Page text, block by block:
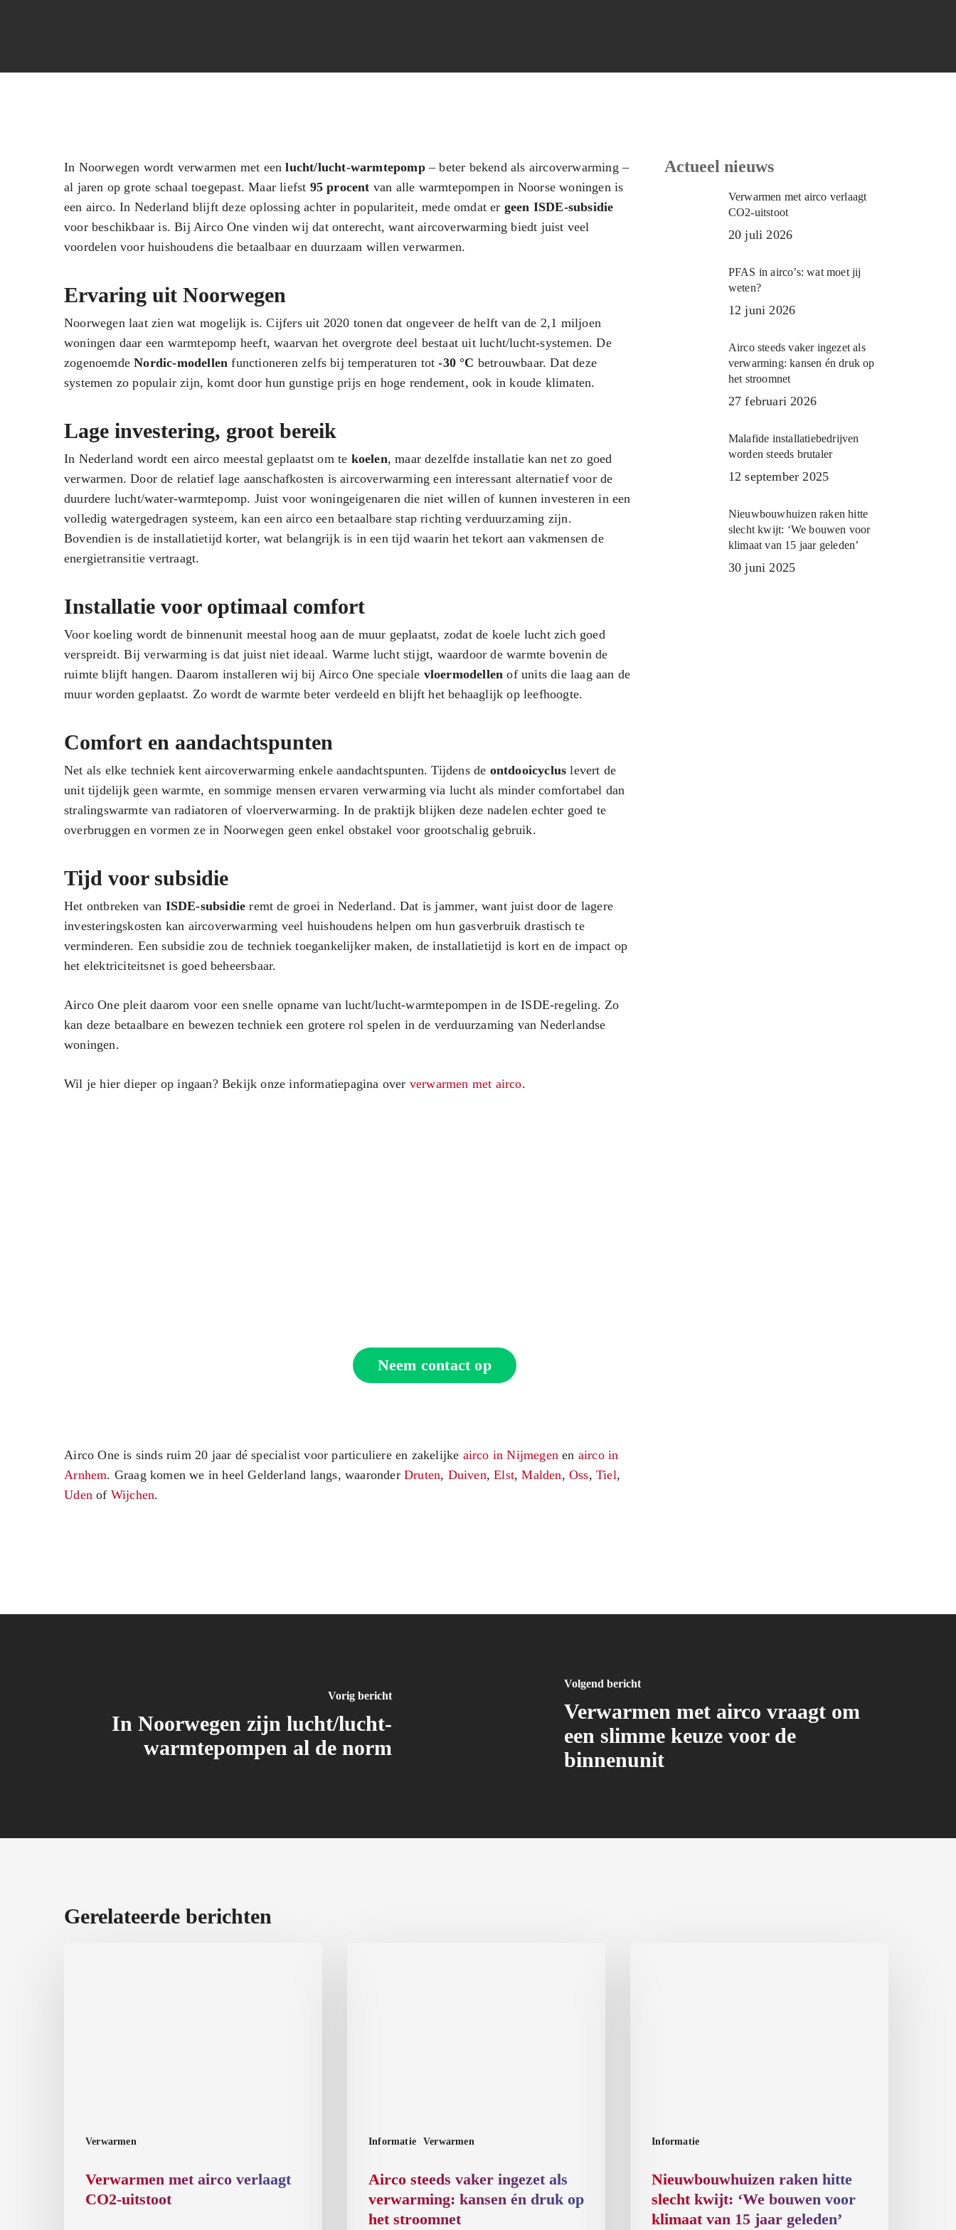
In Noorwegen wordt verwarmen met eenlucht/lucht-warmtepomp– beter bekend als aircoverwarming –
al jaren op grote schaal toegepast. Maar liefst 95 procent van alle warmtepompen in Noorse woningen is
een airco. In Nederland blijft deze oplossing achter in populariteit, mede omdat er geen ISDE-subsidie
voor beschikbaar is. Bij Airco One vinden wij dat onterecht, want aircoverwarming biedt juist veel
voordelen voor huishoudens die betaalbaar en duurzaam willen verwarmen.
Ervaring uit Noorwegen
Noorwegen laat zien wat mogelijk is. Cijfers uit 2020 tonen dat ongeveer de helft van de 2,1 miljoen
woningen daar een warmtepomp heeft, waarvan het overgrote deel bestaat uit lucht/lucht-systemen. De
zogenoemdeNordic-modellen functioneren zelfs bij temperaturen tot-30 °C betrouwbaar. Dat deze
systemen zo populair zijn, komt door hun gunstige prijs en hoge rendement, ook in koude klimaten.
Lage investering, groot bereik
In Nederland wordt een airco meestal geplaatst om te koelen, maar dezelfde installatie kan net zo goed
verwarmen. Door de relatief lage aanschafkosten is aircoverwarming een interessant alternatief voor de
duurdere lucht/water-warmtepomp. Juist voor woningeigenaren die niet willen of kunnen investeren in een
volledig watergedragen systeem, kan een airco een betaalbare stap richting verduurzaming zijn.
Bovendien is de installatietijd korter, wat belangrijk is in een tijd waarin het tekort aan vakmensen de
energietransitie vertraagt.
Installatie voor optimaal comfort
Voor koeling wordt de binnenunit meestal hoog aan de muur geplaatst, zodat de koele lucht zich goed
verspreidt. Bij verwarming is dat juist niet ideaal. Warme lucht stijgt, waardoor de warmte bovenin de
ruimte blijft hangen. Daarom installeren wij bij Airco One speciale vloermodellen of units die laag aan de
muur worden geplaatst. Zo wordt de warmte beter verdeeld en blijft het behaaglijk op leefhoogte.
Comfort en aandachtspunten
Net als elke techniek kent aircoverwarming enkele aandachtspunten. Tijdens de ontdooicyclus levert de
unit tijdelijk geen warmte, en sommige mensen ervaren verwarming via lucht als minder comfortabel dan
stralingswarmte van radiatoren of vloerverwarming. In de praktijk blijken deze nadelen echter goed te
overbruggen en vormen ze in Noorwegen geen enkel obstakel voor grootschalig gebruik.
Tijd voor subsidie
Het ontbreken van ISDE-subsidie remt de groei in Nederland. Dat is jammer, want juist door de lagere
investeringskosten kan aircoverwarming veel huishoudens helpen om hun gasverbruik drastisch te
verminderen. Een subsidie zou de techniek toegankelijker maken, de installatietijd is kort en de impact op
het elektriciteitsnet is goed beheersbaar.
Airco One pleit daarom voor een snelle opname van lucht/lucht-warmtepompen in de ISDE-regeling. Zo
kan deze betaalbare en bewezen techniek een grotere rol spelen in de verduurzaming van Nederlandse
woningen.
Wil je hier dieper op ingaan? Bekijk onze informatiepagina over verwarmen met airco.
Neem contact op
Airco One is sinds ruim 20 jaar dé specialist voor particuliere en zakelijke airco in Nijmegenen airco in
Arnhem. Graag komen we in heel Gelderland langs, waaronder Druten, Duiven,Elst,Malden,Oss,Tiel,
Udenof Wijchen.
Actueel nieuws
Verwarmen met airco verlaagt
CO2-uitstoot
20 juli 2026
PFAS in airco’s: wat moet jij
weten?
12 juni 2026
Airco steeds vaker ingezet als
verwarming: kansen én druk op
het stroomnet
27 februari 2026
Malafide installatiebedrijven
worden steeds brutaler
12 september 2025
Nieuwbouwhuizen raken hitte
slecht kwijt: ‘We bouwen voor
klimaat van 15 jaar geleden’
30 juni 2025
Vorig bericht
In Noorwegen zijn lucht/lucht-
warmtepompen al de norm
Volgend bericht
Verwarmen met airco vraagt om
een slimme keuze voor de
binnenunit
Gerelateerde berichten
Verwarmen
Verwarmen met airco verlaagt
CO2-uitstoot
Informatie Verwarmen
stroomnet
Airco steeds vaker ingezet als
verwarming: kansen én druk op
het stroomnet
Informatie
geleden’
Nieuwbouwhuizen raken hitte
slecht kwijt: ‘We bouwen voor
klimaat van 15 jaar geleden’